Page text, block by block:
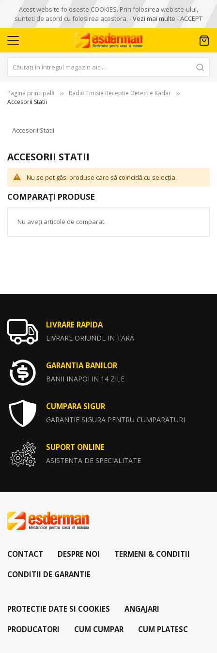
Acest website foloseste COOKIES. Prin folosirea webiste-ului,
sunteti de acord cu folosirea acestora. -Vezi mai multe -ACCEPT
Pagina principală
Radio Emisie Receptie Detectie Radar
Accesorii Statii
Accesorii Statii
ACCESORII STATII
Nu se pot găsi produse care să coincidă cu selecția.
COMPARAȚI PRODUSE
Nu aveți articole de comparat.
LIVRARE RAPIDA
LIVRARE ORIUNDE IN TARA
GARANTIA BANILOR
BANII INAPOI IN 14 ZILE
CUMPARA SIGUR
GARANTIE SIGURA PENTRU CUMPARATURI
SUPORT ONLINE
ASISTENTA DE SPECIALITATE
CONTACT DESPRE NOI TERMENI & CONDITII
CONDITII DE GARANTIE
PROTECTIE DATE SI COOKIES ANGAJARI
PRODUCATORI CUM CUMPAR CUM PLATESC